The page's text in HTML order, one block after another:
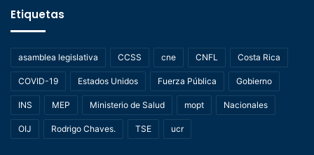
Etiquetas
asamblea legislativa CCSS cne CNFL Costa Rica
COVID-19 Estados Unidos Fuerza Pública Gobierno
INS MEP Ministerio de Salud mopt Nacionales
OIJ Rodrigo Chaves. TSE ucr